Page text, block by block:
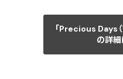
「Precious Days（
の詳細